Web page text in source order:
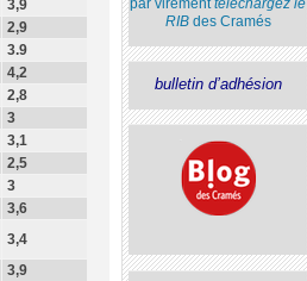
3,9
2,9
3.9
4,2
2,8
3
3,1
2,5
3
3,6
3,4
3,9
RIBdes Cramés
bulletin d’adhésion